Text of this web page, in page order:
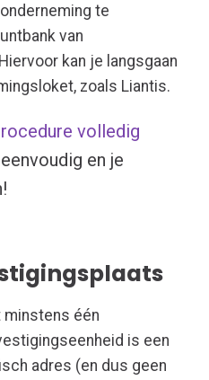
te
van
kan je langsgaan
zoals Liantis.
volledig
en je
minstens één
is een
adres (en dus geen